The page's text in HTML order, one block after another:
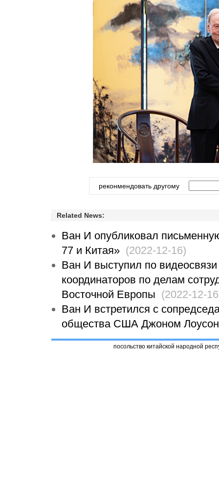
реконмендовать другому
Related News:
Ван И опубликовал
77 и Китая» (2022-12-16)
Ван И выступил по
координаторов по делам
Восточной Европы (2022-12-
Ван И встретился с
общества США Джоном
посольство китайской народной